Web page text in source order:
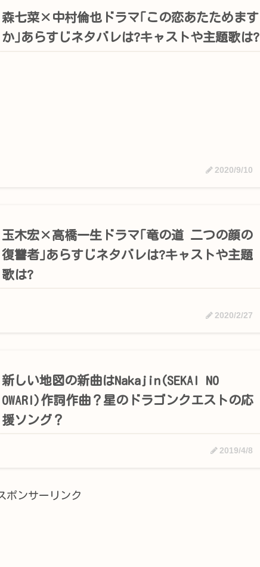
森七菜×中村倫也ドラマ｢この恋あたためます
か｣あらすじネタバレは?キャストや主題歌は?
2020/9/10
玉木宏×高橋一生ドラマ｢竜の道 二つの顔の
復讐者｣あらすじネタバレは?キャストや主題
歌は?
2020/2/27
新しい地図の新曲はNakajin(SEKAI NO
OWARI)作詞作曲？星のドラゴンクエストの応
援ソング？
2019/4/8
ポンサーリンク